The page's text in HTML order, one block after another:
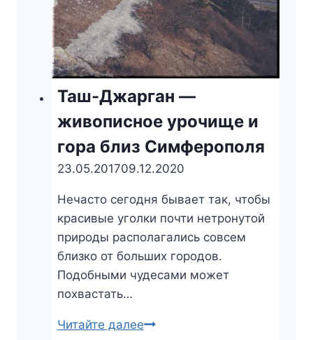
Таш-Джарган —
живописное урочище и
гора близ Симферополя
23.05.201709.12.2020
Нечасто сегодня бывает так, чтобы
красивые уголки почти нетронутой
природы располагались совсем
близко от больших городов.
Подобными чудесами может
похвастать…
Читайте далееТаш-